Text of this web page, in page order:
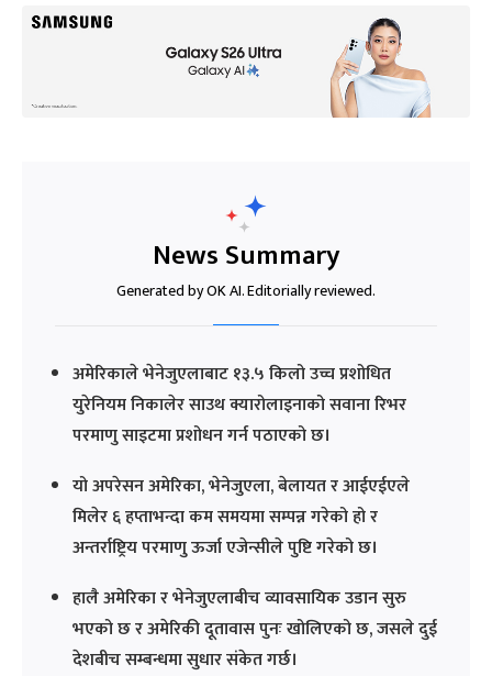
News Summary
Generated by OK AI. Editorially reviewed.
अमेरिकाले भेनेजुएलाबाट १३.५ किलो उच्च प्रशोधित
युरेनियम निकालेर साउथ क्यारोलाइनाको सवाना रिभर
परमाणु साइटमा प्रशोधन गर्न पठाएको छ।
यो अपरेसन अमेरिका, भेनेजुएला, बेलायत र आईएईएले
मिलेर ६ हप्ताभन्दा कम समयमा सम्पन्न गरेको हो र
अन्तर्राष्ट्रिय परमाणु ऊर्जा एजेन्सीले पुष्टि गरेको छ।
हालै अमेरिका र भेनेजुएलाबीच व्यावसायिक उडान सुरु
भएको छ र अमेरिकी दूतावास पुनः खोलिएको छ, जसले दुई
देशबीच सम्बन्धमा सुधार संकेत गर्छ।